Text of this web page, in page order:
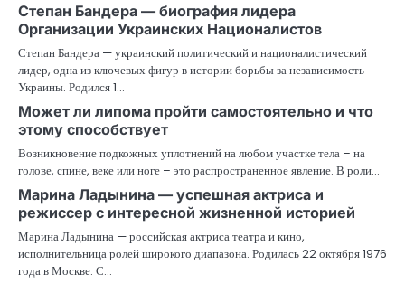
Степан Бандера — биография лидера
Организации Украинских Националистов
Степан Бандера — украинский политический и националистический
лидер, одна из ключевых фигур в истории борьбы за независимость
Украины. Родился 1…
Может ли липома пройти самостоятельно и что
этому способствует
Возникновение подкожных уплотнений на любом участке тела – на
голове, спине, веке или ноге – это распространенное явление. В роли…
Марина Ладынина — успешная актриса и
режиссер с интересной жизненной историей
Марина Ладынина — российская актриса театра и кино,
исполнительница ролей широкого диапазона. Родилась 22 октября 1976
года в Москве. С…